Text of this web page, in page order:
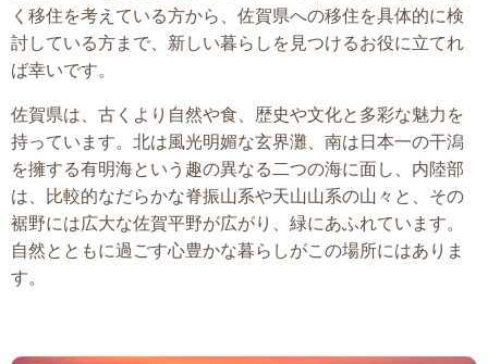
く移住を考えている方から、佐賀県への移住を具体的に検
討している方まで、新しい暮らしを見つけるお役に立てれ
ば幸いです。
佐賀県は、古くより自然や食、歴史や文化と多彩な魅力を
持っています。北は風光明媚な玄界灘、南は日本一の干潟
を擁する有明海という趣の異なる二つの海に面し、内陸部
は、比較的なだらかな脊振山系や天山山系の山々と、その
裾野には広大な佐賀平野が広がり、緑にあふれています。
自然とともに過ごす心豊かな暮らしがこの場所にはありま
す。